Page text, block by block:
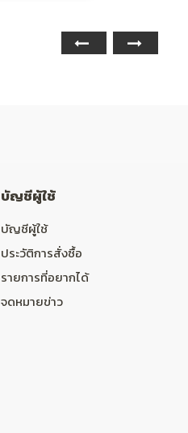
บัญชีผู้ใช้
บัญชีผู้ใช้
ประวัติการสั่งซื้อ
รายการที่อยากได้
จดหมายข่าว